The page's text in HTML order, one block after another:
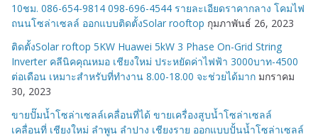
10ชม. 086-654-9814 098-696-4544 รายละเอียดราคากลาง โคมไฟ
ถนนโซล่าเซลล์ ออกแบบติดตั้งSolar rooftop กุมภาพันธ์ 26, 2023
ติดตั้งSolar roftop 5KW Huawei 5kW 3 Phase On-Grid String
Inverter คลีนิคคุณหมอ เชียงใหม่ ประหยัดค่าไฟฟ้า 3000บาท-4500
ต่อเดือน เหมาะสำหรับที่ทำงาน 8.00-18.00 จะช่วยได้มาก มกราคม
30, 2023
ขายปั๊มน้ำโซล่าเซลล์เคลื่อนที่ได้ ขายเครื่องสูบน้ำโซล่าเซลล์
เคลื่อนที่ เชียงใหม่ ลำพูน ลำปาง เชียงราย ออกแบบปั้นน้ำโซล่าเซลล์